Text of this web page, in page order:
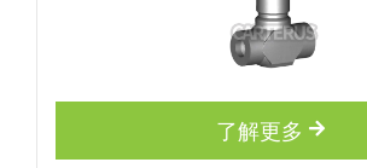
了解更多